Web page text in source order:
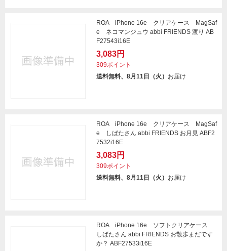
ROA iPhone 16e クリアケース MagSaf
e ネコマンジュウ abbi FRIENDS 渡り AB
F27543i16E
3,083円
309ポイント
送料無料、8月11日（火） お届け
ROA iPhone 16e クリアケース MagSaf
e しばたさん abbi FRIENDS お月見 ABF2
7532i16E
3,083円
309ポイント
送料無料、8月11日（火） お届け
ROA iPhone 16e ソフトクリアケース
しばたさん abbi FRIENDS お散歩まだです
か？ ABF27533i16E